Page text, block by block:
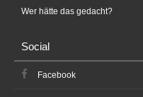
Wer hätte das gedacht?
Social
Facebook